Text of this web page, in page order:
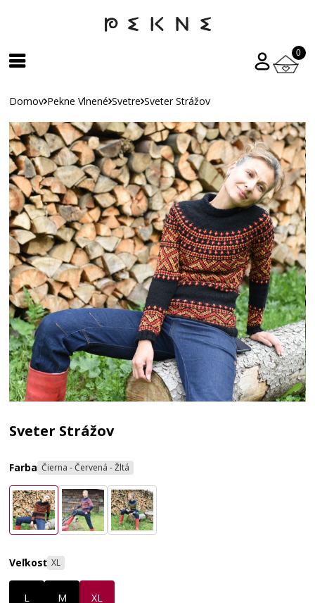
0
Domov Pekne Vlnené Svetre Sveter Strážov
Sveter Strážov
Farba Čierna - Červená - Žltá
Veľkosť XL
L M XL